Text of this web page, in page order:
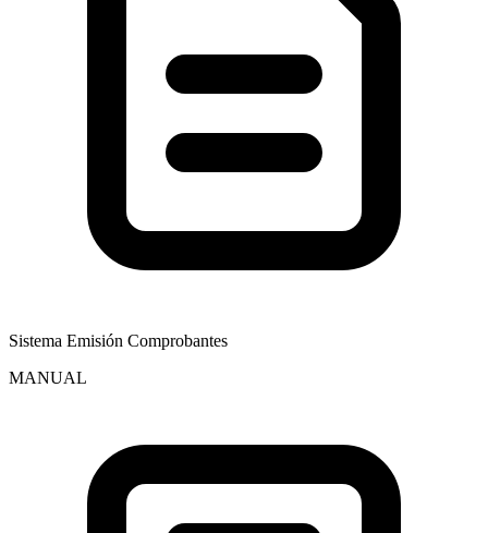
Sistema Emisión Comprobantes
MANUAL